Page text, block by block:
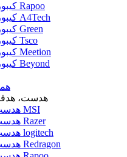
کیبورد و ماوس Rapoo
کیبورد و ماوس A4Tech
کیبورد و ماوس Green
کیبورد و ماوس Tsco
کیبورد و ماوس Meetion
کیبورد و ماوس Beyond
هدست،
هدست و هدفون MSI
هدست و هدفون Razer
هدست و هدفون logitech
هدست و هدفون Redragon